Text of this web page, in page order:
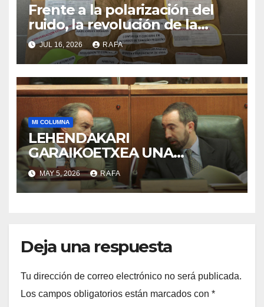
Frente a la polarización del
ruido, la revolución de la
acogida
JUL 16, 2026 RAFA
MI COLUMNA
LEHENDAKARI
GARAIKOETXEA UNA
PERSONA QUE DIGNIFICA EL
EJERCICIO DE LA POLÍTICA
MAY 5, 2026 RAFA
Deja una respuesta
Tu dirección de correo electrónico no será publicada.
Los campos obligatorios están marcados con *